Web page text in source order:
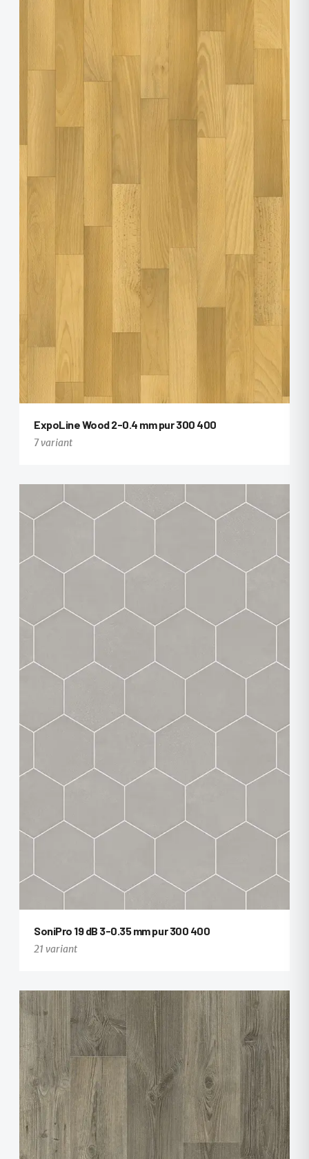
ExpoLine Wood 2-0.4 mm pur 300 400
7 variant
SoniPro 19 dB 3-0.35 mm pur 300 400
21 variant
+9